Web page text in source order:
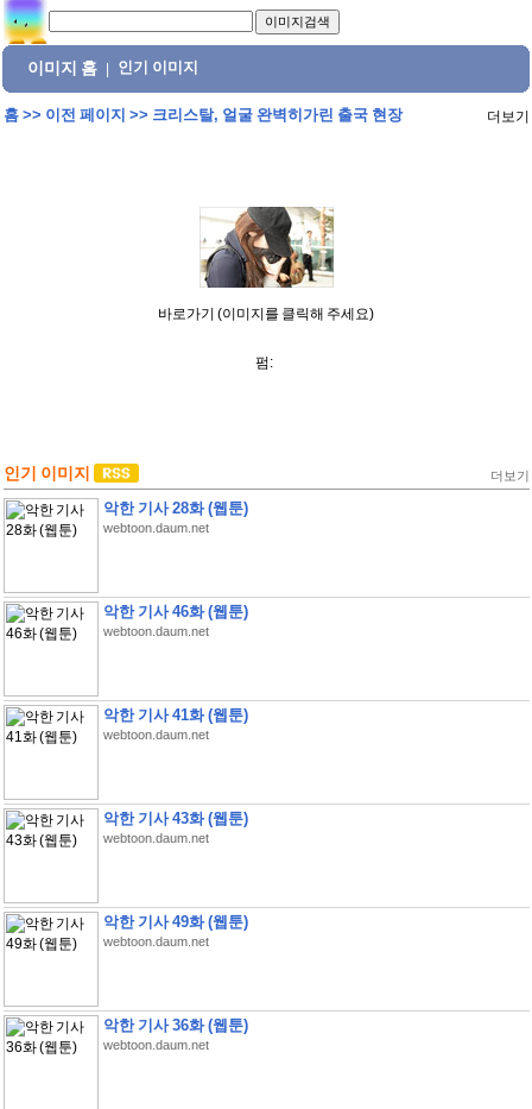
이미지 홈 인기 이미지
홈>> 이전 페이지 >> 크리스탈, 얼굴 완벽히가린 출국 현장 더보기
바로가기 (이미지를 클릭해 주세요)
펌:
인기 이미지 더보기
악한 기사 28화 (웹툰)
webtoon.daum.net
악한 기사 46화 (웹툰)
webtoon.daum.net
악한 기사 41화 (웹툰)
webtoon.daum.net
악한 기사 43화 (웹툰)
webtoon.daum.net
악한 기사 49화 (웹툰)
webtoon.daum.net
악한 기사 36화 (웹툰)
webtoon.daum.net